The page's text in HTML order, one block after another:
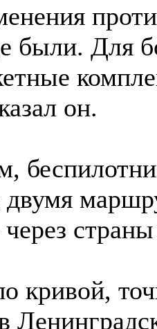
были. Для
он.
двумя
кривой,